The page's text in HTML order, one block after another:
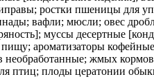
ростки пшеницы для
вафли; мюсли; овес
муссы десертные
пищу; ароматизаторы
жмых
птиц; плоды цератонии